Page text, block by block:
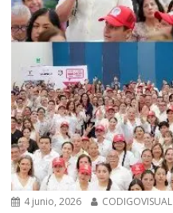
4 junio, 2026 CODIGOVISUAL